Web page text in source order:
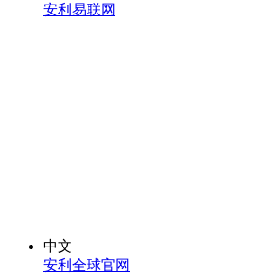
安利易联网
中文
安利全球官网